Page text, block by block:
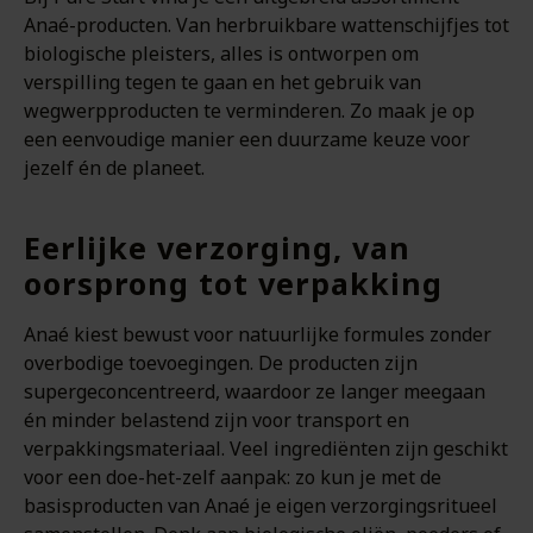
Anaé-producten. Van herbruikbare wattenschijfjes tot
biologische pleisters, alles is ontworpen om
verspilling tegen te gaan en het gebruik van
wegwerpproducten te verminderen. Zo maak je op
een eenvoudige manier een duurzame keuze voor
jezelf én de planeet.
Eerlijke verzorging, van
oorsprong tot verpakking
Anaé kiest bewust voor natuurlijke formules zonder
overbodige toevoegingen. De producten zijn
supergeconcentreerd, waardoor ze langer meegaan
én minder belastend zijn voor transport en
verpakkingsmateriaal. Veel ingrediënten zijn geschikt
voor een doe-het-zelf aanpak: zo kun je met de
basisproducten van Anaé je eigen verzorgingsritueel